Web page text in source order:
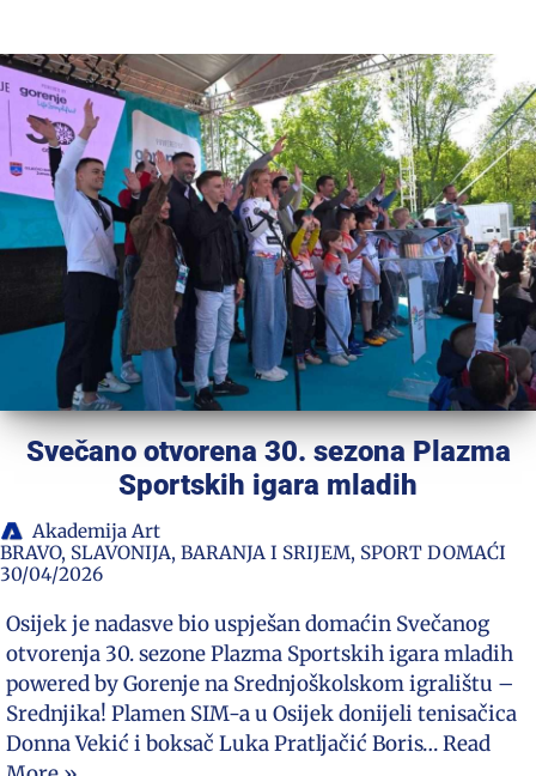
Svečano otvorena 30. sezona Plazma
Sportskih igara mladih
Akademija Art
BRAVO, SLAVONIJA, BARANJA I SRIJEM, SPORT DOMAĆI
30/04/2026
Osijek je nadasve bio uspješan domaćin Svečanog
otvorenja 30. sezone Plazma Sportskih igara mladih
powered by Gorenje na Srednjoškolskom igralištu –
Srednjika! Plamen SIM-a u Osijek donijeli tenisačica
Donna Vekić i boksač Luka Pratljačić Boris…Read